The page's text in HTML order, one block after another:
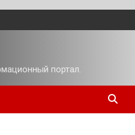
портал.